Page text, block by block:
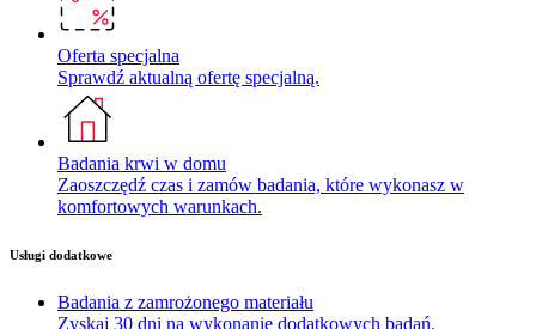
Oferta specjalna
Sprawdź aktualną ofertę specjalną.
Badania krwi w domu
Zaoszczędź czas i zamów badania, które wykonasz w
komfortowych warunkach.
Usługi dodatkowe
Badania z zamrożonego materiału
Zyskaj 30 dni na wykonanie dodatkowych badań.